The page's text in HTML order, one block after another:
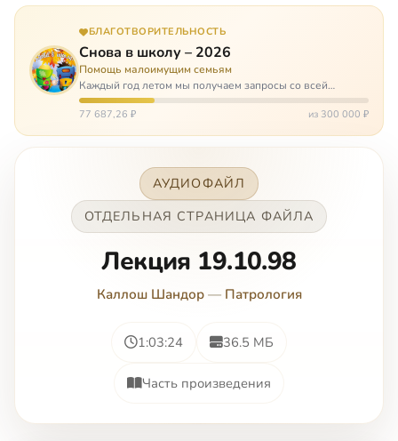
БЛАГОТВОРИТЕЛЬНОСТЬ
Снова в школу – 2026
Помощь малоимущим семьям
Каждый год летом мы получаем запросы со всей
России: помогите собраться в школу. Семьи с больными
детьми или родителями, семьи без пап или мам,
77 687,26 ₽ из 300 000 ₽
АУДИОФАЙЛ
ОТДЕЛЬНАЯ СТРАНИЦА ФАЙЛА
Лекция 19.10.98
Каллош Шандор— Патрология
1:03:24 36.5 МБ
Часть произведения